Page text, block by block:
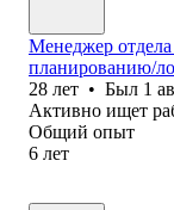
Менеджер
планированию/
28 лет • Был 1
Активно ищет
Общий опыт
6 лет